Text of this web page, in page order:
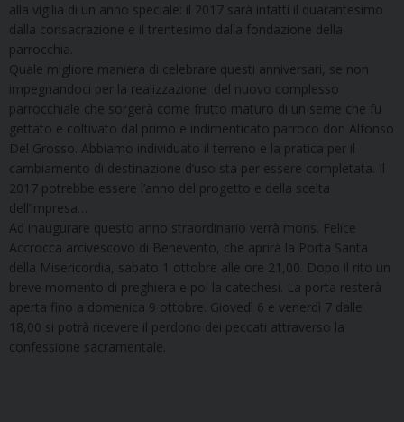
alla vigilia di un anno speciale: il 2017 sarà infatti il quarantesimo
dalla consacrazione e il trentesimo dalla fondazione della
parrocchia.
Quale migliore maniera di celebrare questi anniversari, se non
impegnandoci per la realizzazione del nuovo complesso
parrocchiale che sorgerà come frutto maturo di un seme che fu
gettato e coltivato dal primo e indimenticato parroco don Alfonso
Del Grosso. Abbiamo individuato il terreno e la pratica per il
cambiamento di destinazione d’uso sta per essere completata. Il
2017 potrebbe essere l’anno del progetto e della scelta
dell’impresa…
Ad inaugurare questo anno straordinario verrà mons. Felice
Accrocca arcivescovo di Benevento, che aprirà la Porta Santa
della Misericordia, sabato 1 ottobre alle ore 21,00. Dopo il rito un
breve momento di preghiera e poi la catechesi. La porta resterà
aperta fino a domenica 9 ottobre. Giovedì 6 e venerdì 7 dalle
18,00 si potrà ricevere il perdono dei peccati attraverso la
confessione sacramentale.